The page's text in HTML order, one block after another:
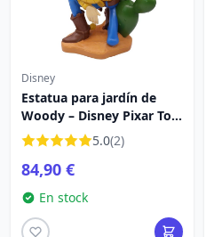
Disney
Estatua para jardín de
Woody – Disney Pixar Toy
Story
5.0(2)
84,90 €
En stock